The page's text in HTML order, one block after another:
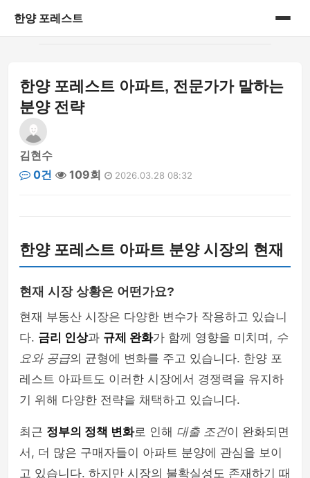
한양 포레스트
게시판
한양 포레스트 아파트, 전문가가 말하는
분양 전략
김현수
0건
109회 2026.03.28 08:32
한양 포레스트 아파트 분양 시장의 현재
현재 시장 상황은 어떤가요?
현재 부동산 시장은 다양한 변수가 작용하고 있습니
다. 금리 인상과 규제 완화가 함께 영향을 미치며, 수
요와 공급의 균형에 변화를 주고 있습니다. 한양 포
레스트 아파트도 이러한 시장에서 경쟁력을 유지하
기 위해 다양한 전략을 채택하고 있습니다.
최근 정부의 정책 변화로 인해 대출 조건이 완화되면
서, 더 많은 구매자들이 아파트 분양에 관심을 보이
고 있습니다. 하지만 시장의 불확실성도 존재하기 때